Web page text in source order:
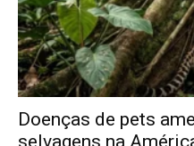
Doenças de pets
selvagens na